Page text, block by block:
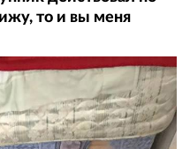
то и вы меня